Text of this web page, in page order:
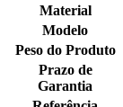
Material
Modelo
Peso do Produto
Prazo de
Garantia